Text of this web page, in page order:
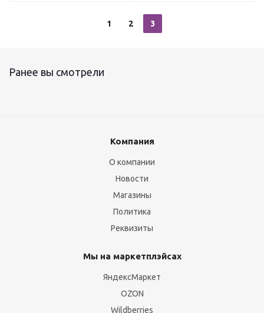
1 2 3
Ранее вы смотрели
Компания
О компании
Новости
Магазины
Политика
Реквизиты
Мы на маркетплэйсах
ЯндексМаркет
OZON
Wildberries